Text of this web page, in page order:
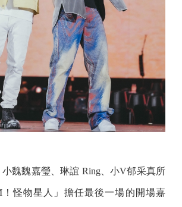
魏魏嘉瑩、琳誼 Ring、小V郁采真所
！怪物星人」擔任最後一場的開場嘉